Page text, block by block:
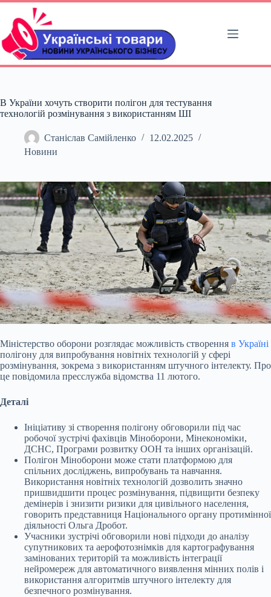
Перейти
вмісту
В України хочуть створити полігон для тестування
технологій розмінування з використанням ШІ
Станіслав Самійленко
12.02.2025
Новини
Міністерство оборони розглядає можливість створення в Україні
полігону для випробування новітніх технологій у сфері
розмінування, зокрема з використанням штучного інтелекту. Про
це повідомила пресслужба відомства 11 лютого.
Деталі
Ініціативу зі створення полігону обговорили під час
робочої зустрічі фахівців Міноборони, Мінекономіки,
ДСНС, Програми розвитку ООН та інших організацій.
Полігон Міноборони може стати платформою для
спільних досліджень, випробувань та навчання.
Використання новітніх технологій дозволить значно
пришвидшити процес розмінування, підвищити безпеку
демінерів і знизити ризики для цивільного населення,
говорить представниця Національного органу протимінної
діяльності Ольга Дробот.
Учасники зустрічі обговорили нові підходи до аналізу
супутникових та аерофотознімків для картографування
замінованих територій та можливість інтеграції
нейромереж для автоматичного виявлення мінних полів і
використання алгоритмів штучного інтелекту для
безпечного розмінування.